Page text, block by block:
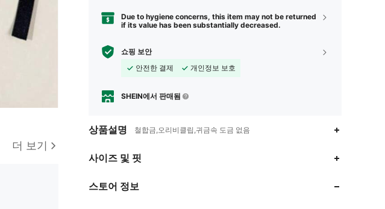
더 보기
Due to hygiene concerns, this item may not be returned
if its value has been substantially decreased.
쇼핑 보안
안전한 결제
개인정보 보호
SHEIN에서 판매됨
상품설명 철합금,오리비클립,귀금속 도금 없음
사이즈 및 핏
스토어 정보
4.78
4.78